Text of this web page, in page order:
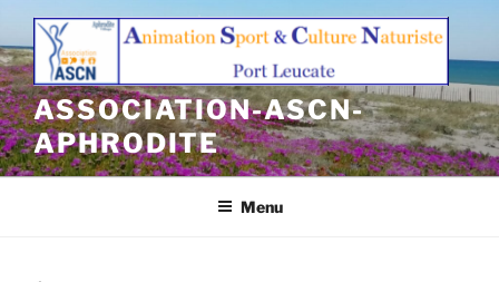
Aller
contenu
principal
ASSOCIATION-ASCN-
APHRODITE
Menu